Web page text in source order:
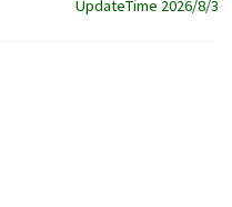
UpdateTime 2026/8/3